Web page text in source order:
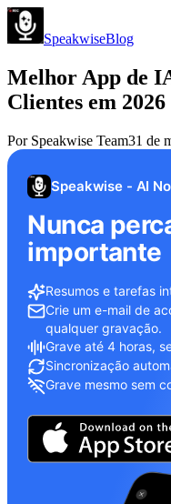
SpeakwiseBlog
Melhor App de
Clientes em 2026
Por Speakwise Team31 de
Speakwise - AI
Nunca
importante
Resumos e tarefas
Crie um e-mail de
qualquer gravação.
Grave até 4 horas,
Sincronização
Grave mesmo sem